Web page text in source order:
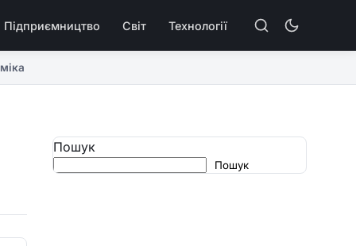
Підприємництво Світ Технології
Пошук
Пошук